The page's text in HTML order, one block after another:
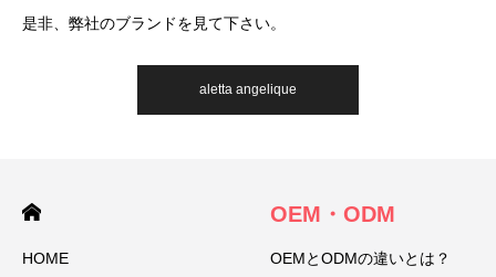
是非、弊社のブランドを見て下さい。
aletta angelique
HOME
OEM・ODM
OEMとODMの違いとは？